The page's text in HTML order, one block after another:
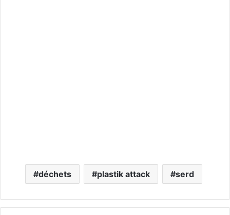
déchets plastik attack serd